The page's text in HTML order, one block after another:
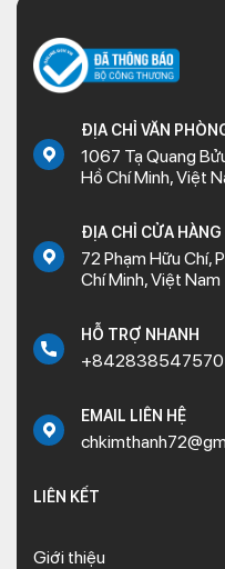
ĐỊA CHỈ VĂN
1067 Tạ Quang
Hồ Chí Minh, Việt
ĐỊA CHỈ CỬA HÀNG
72 Phạm Hữu Chí,
Chí Minh, Việt Nam
HỖ TRỢ NHANH
+842838547570
EMAIL LIÊN HỆ
LIÊN KẾT
Giới thiệu